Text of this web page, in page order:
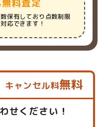
料査定
保有しており点数制限
応できます！
キャンセル料無料
せください！